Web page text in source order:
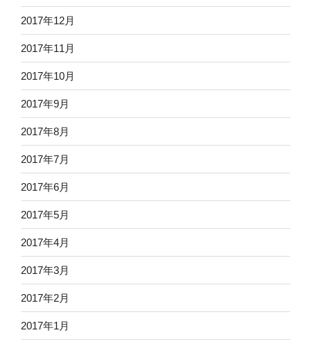
2017年12月
2017年11月
2017年10月
2017年9月
2017年8月
2017年7月
2017年6月
2017年5月
2017年4月
2017年3月
2017年2月
2017年1月